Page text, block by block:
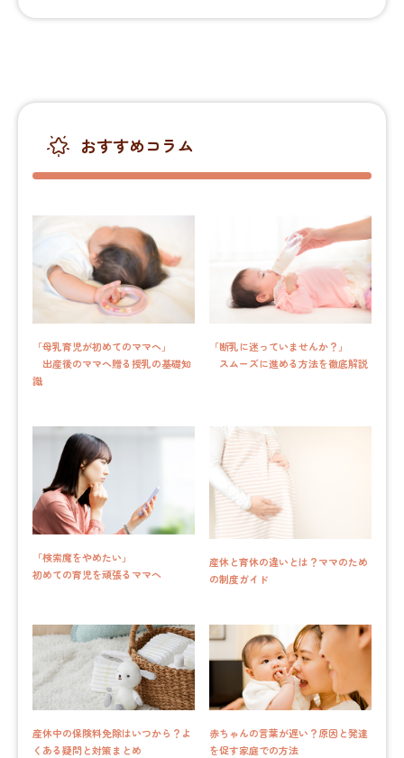
おすすめコラム
「母乳育児が初めてのママへ」
出産後のママへ贈る授乳の基礎知
識
「断乳に迷っていませんか？」
スムーズに進める方法を徹底解説
「検索魔をやめたい」
初めての育児を頑張るママへ
産休と育休の違いとは？ママのため
の制度ガイド
産休中の保険料免除はいつから？よ
くある疑問と対策まとめ
赤ちゃんの言葉が遅い？原因と発達
を促す家庭での方法